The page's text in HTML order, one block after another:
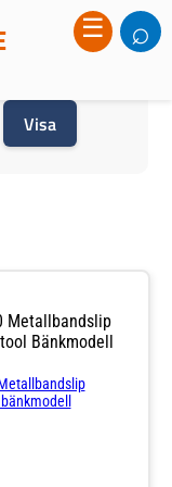
☰ ⌕
Metallbandslip
Bänkmodell